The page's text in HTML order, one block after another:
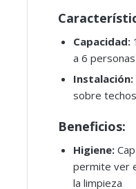
Capacidad:
a 6
Instalación:
sobre
Beneficios:
Higiene:
permite ver
la limpieza